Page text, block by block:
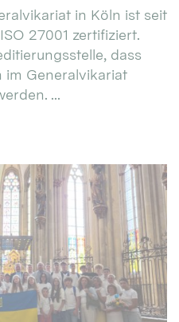
in Köln ist seit
27001 zertifiziert.
dass
im Generalvikariat
...